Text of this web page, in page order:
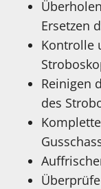
Ersetzen
Kontrolle
Reinigen
des